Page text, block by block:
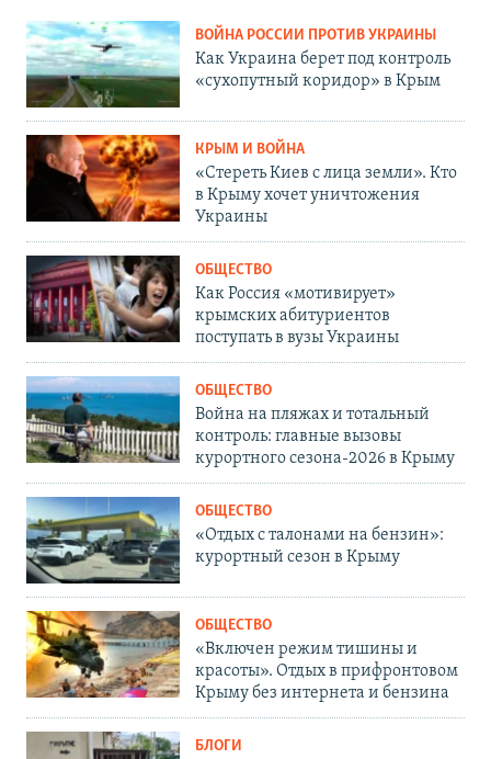
ВОЙНА РОССИИ ПРОТИВ УКРАИНЫ
Как Украина берет под контроль
«сухопутный коридор» в Крым
КРЫМ И ВОЙНА
«Стереть Киев с лица земли». Кто
в Крыму хочет уничтожения
Украины
ОБЩЕСТВО
Как Россия «мотивирует»
крымских абитуриентов
поступать в вузы Украины
ОБЩЕСТВО
Война на пляжах и тотальный
контроль: главные вызовы
курортного сезона-2026 в Крыму
ОБЩЕСТВО
«Отдых с талонами на бензин»:
курортный сезон в Крыму
ОБЩЕСТВО
«Включен режим тишины и
красоты». Отдых в прифронтовом
Крыму без интернета и бензина
БЛОГИ